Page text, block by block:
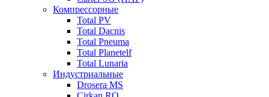
Компрессорные
Total PV
Total Dacnis
Total Pneuma
Total Planetelf
Total Lunaria
Индустриальные
Drosera MS